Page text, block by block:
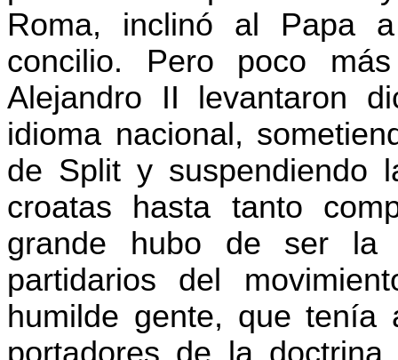
Roma, inclinó al Papa
concilio. Pero poco
Alejandro II levantaron
idioma nacional,
de Split y suspendiendo
croatas hasta tanto
grande hubo de ser
partidarios del
humilde gente, que tenía
portadores de la